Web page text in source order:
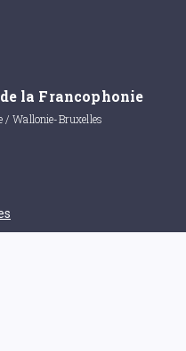
la Francophonie
/ Wallonie-Bruxelles